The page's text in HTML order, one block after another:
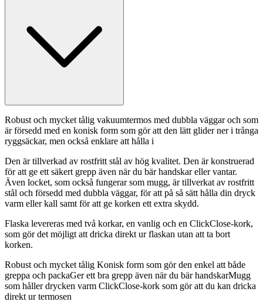
Robust och mycket tålig vakuumtermos med dubbla väggar och som
är försedd med en konisk form som gör att den lätt glider ner i trånga
ryggsäckar, men också enklare att hålla i
Den är tillverkad av rostfritt stål av hög kvalitet. Den är konstruerad
för att ge ett säkert grepp även när du bär handskar eller vantar.
Även locket, som också fungerar som mugg, är tillverkat av rostfritt
stål och försedd med dubbla väggar, för att på så sätt hålla din dryck
varm eller kall samt för att ge korken ett extra skydd.
Flaska levereras med två korkar, en vanlig och en ClickClose-kork,
som gör det möjligt att dricka direkt urflaskan utan att ta bort
korken.
Robust och mycket tålig Konisk form som gör den enkel att både
greppa och packaGer ett bra grepp även när du bär handskarMugg
som håller drycken varm ClickClose-kork som gör att du kan dricka
direkt ur termosen